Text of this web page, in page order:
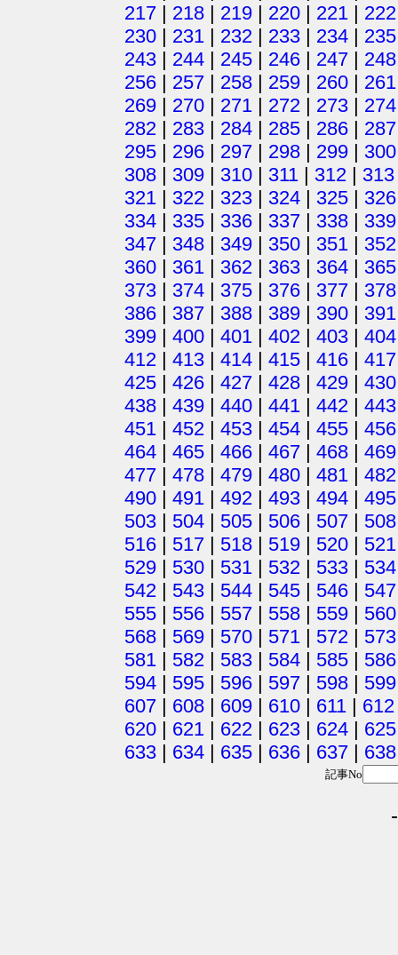
217 | 218 | 219 | 220 | 221 | 222
230 | 231 | 232 | 233 | 234 | 235
243 | 244 | 245 | 246 | 247 | 248
256 | 257 | 258 | 259 | 260 | 261
269 | 270 | 271 | 272 | 273 | 274
282 | 283 | 284 | 285 | 286 | 287
295 | 296 | 297 | 298 | 299 | 300
308 | 309 | 310 | 311 | 312 | 313
321 | 322 | 323 | 324 | 325 | 326
334 | 335 | 336 | 337 | 338 | 339
347 | 348 | 349 | 350 | 351 | 352
360 | 361 | 362 | 363 | 364 | 365
373 | 374 | 375 | 376 | 377 | 378
386 | 387 | 388 | 389 | 390 | 391
399 | 400 | 401 | 402 | 403 | 404
412 | 413 | 414 | 415 | 416 | 417
425 | 426 | 427 | 428 | 429 | 430
438 | 439 | 440 | 441 | 442 | 443
451 | 452 | 453 | 454 | 455 | 456
464 | 465 | 466 | 467 | 468 | 469
477 | 478 | 479 | 480 | 481 | 482
490 | 491 | 492 | 493 | 494 | 495
503 | 504 | 505 | 506 | 507 | 508
516 | 517 | 518 | 519 | 520 | 521
529 | 530 | 531 | 532 | 533 | 534
542 | 543 | 544 | 545 | 546 | 547
555 | 556 | 557 | 558 | 559 | 560
568 | 569 | 570 | 571 | 572 | 573
581 | 582 | 583 | 584 | 585 | 586
594 | 595 | 596 | 597 | 598 | 599
607 | 608 | 609 | 610 | 611 | 612
620 | 621 | 622 | 623 | 624 | 625
633 | 634 | 635 | 636 | 637 | 638
記事No